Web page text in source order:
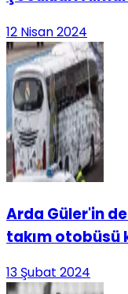
12 Nisan 2024
Arda Güler'in
takım otobüsü
13 Şubat 2024